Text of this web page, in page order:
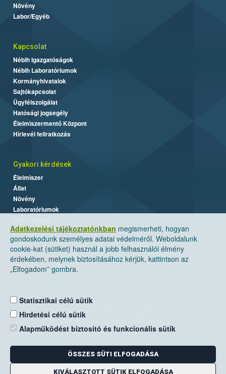
Adatkezelési tájékoztatónkban megismerheti, hogyan
gondoskodunk személyes adatai védelméről. Weboldalunk
cookie-kat (sütiket) használ a jobb felhasználói élmény
érdekében, melynek biztosításához kérjük, kattintson az
„Elfogadom” gombra.
Statisztikai célú sütik
Hirdetési célú sütik
Alapműködést biztosító és funkcionális sütik
ÖSSZES SÜTI ELFOGADÁSA
KIVÁLASZTOTT SÜTIK ELFOGADÁSA
Növény
Labor/Egyéb
Kapcsolat
Nébih Igazgatóságok
Nébih Laboratóriumok
Kormányhivatalok
Sajtókapcsolat
Ügyfélszolgálat
Hatósági jogsegély
Élelmiszermentő Központ
Hírlevél feliratkozás
Gyakori kérdések
Élelmiszer
Állat
Növény
Laboratóriumok
Nemzeti Élelmiszerlánc-biztonsági Hivatal
Levelezési cím: 1525 Budapest. Pf. 30.
E-mail:ugyfelszolgalat@nebih.gov.hu
Zöld szám: 06-80/263-244